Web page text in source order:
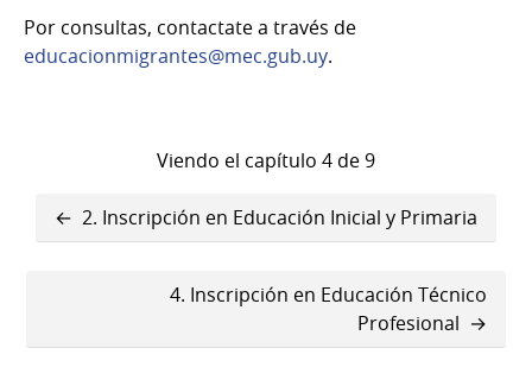
Por consultas, contactate a través de
educacionmigrantes@mec.gub.uy.
Viendo el capítulo 4 de 9
Enlaces
transversales
Book
2. Inscripción en Educación Inicial y Primaria
4. Inscripción en Educación Técnico
Profesional